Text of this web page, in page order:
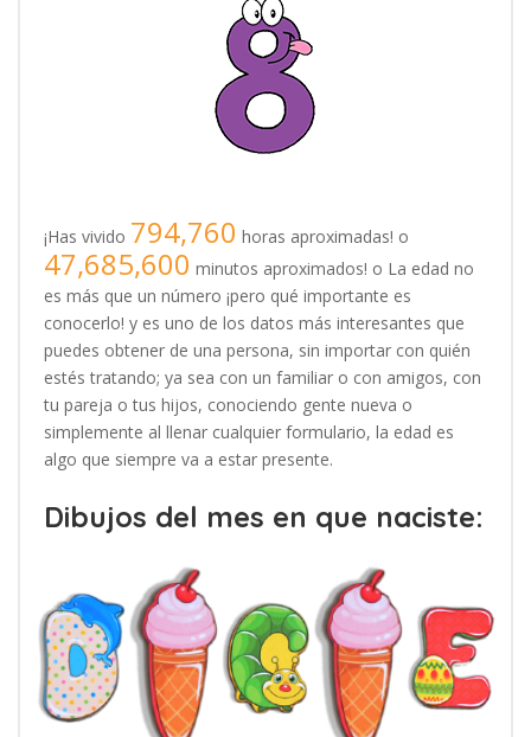
¡Has vivido 794,760 horas aproximadas! o
47,685,600 minutos aproximados! o La edad no
es más que un número ¡pero qué importante es
conocerlo! y es uno de los datos más interesantes que
puedes obtener de una persona, sin importar con quién
estés tratando; ya sea con un familiar o con amigos, con
tu pareja o tus hijos, conociendo gente nueva o
simplemente al llenar cualquier formulario, la edad es
algo que siempre va a estar presente.
Dibujos del mes en que naciste: